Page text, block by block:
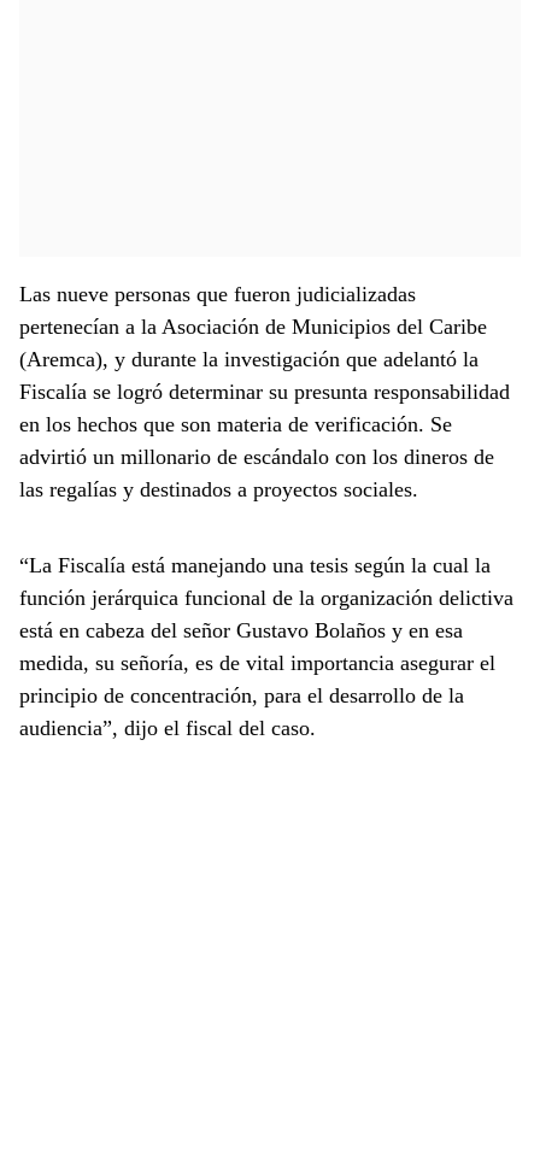
Las nueve personas que fueron judicializadas
pertenecían a la Asociación de Municipios del Caribe
(Aremca), y durante la investigación que adelantó la
Fiscalía se logró determinar su presunta responsabilidad
en los hechos que son materia de verificación. Se
advirtió un millonario de escándalo con los dineros de
las regalías y destinados a proyectos sociales.
“La Fiscalía está manejando una tesis según la cual la
función jerárquica funcional de la organización delictiva
está en cabeza del señor Gustavo Bolaños y en esa
medida, su señoría, es de vital importancia asegurar el
principio de concentración, para el desarrollo de la
audiencia”, dijo el fiscal del caso.